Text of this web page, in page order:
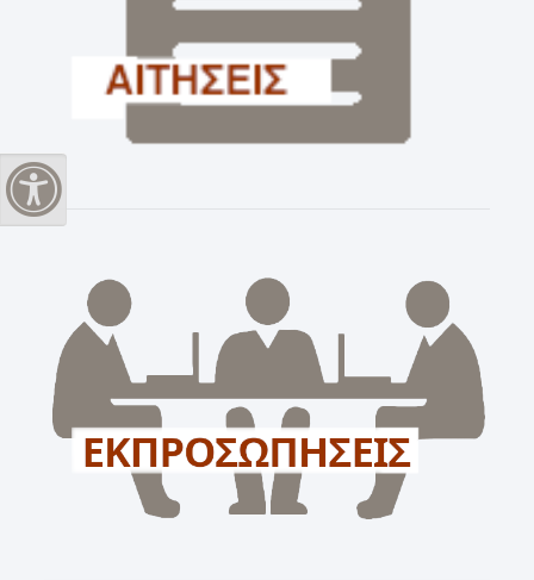
Εναλλαγή Υψηλής Αντίθεσης